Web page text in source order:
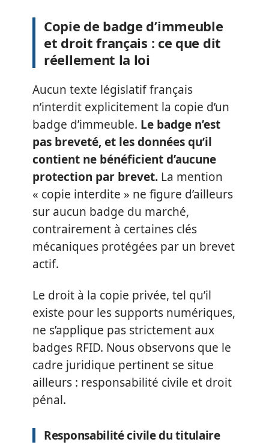
Copie de badge d’immeuble
et droit français : ce que dit
réellement la loi
Aucun texte législatif français
n’interdit explicitement la copie d’un
badge d’immeuble. Le badge n’est
pas breveté, et les données qu’il
contient ne bénéficient d’aucune
protection par brevet. La mention
« copie interdite » ne figure d’ailleurs
sur aucun badge du marché,
contrairement à certaines clés
mécaniques protégées par un brevet
actif.
Le droit à la copie privée, tel qu’il
existe pour les supports numériques,
ne s’applique pas strictement aux
badges RFID. Nous observons que le
cadre juridique pertinent se situe
ailleurs : responsabilité civile et droit
pénal.
Responsabilité civile du titulaire